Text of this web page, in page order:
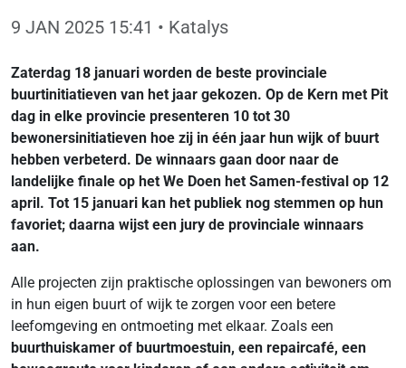
9 JAN 2025 15:41 • Katalys
Zaterdag 18 januari worden de beste provinciale
buurtinitiatieven van het jaar gekozen. Op de Kern met Pit
dag in elke provincie presenteren 10 tot 30
bewonersinitiatieven hoe zij in één jaar hun wijk of buurt
hebben verbeterd. De winnaars gaan door naar de
landelijke finale op het We Doen het Samen-festival op 12
april. Tot 15 januari kan het publiek nog stemmen op hun
favoriet; daarna wijst een jury de provinciale winnaars
aan.
Alle projecten zijn praktische oplossingen van bewoners om
in hun eigen buurt of wijk te zorgen voor een betere
leefomgeving en ontmoeting met elkaar. Zoals een
buurthuiskamer of buurtmoestuin, een repaircafé, een